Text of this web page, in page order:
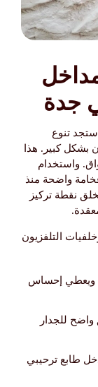
جدة
تنوع
بشكل كبير. هذا
واستخدام
واضحة منذ
نقطة تركيز
التلفزيون
ويعطي إحساس
للجدار
طابع ترحيبي